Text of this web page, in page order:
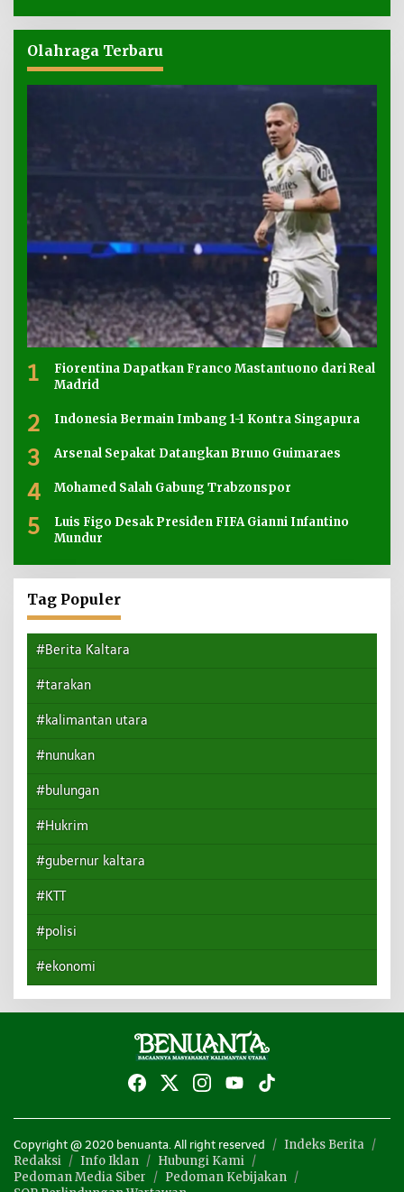
Olahraga Terbaru
1
Fiorentina Dapatkan Franco Mastantuono dari Real
Madrid
2 Indonesia Bermain Imbang 1-1 Kontra Singapura
3 Arsenal Sepakat Datangkan Bruno Guimaraes
4 Mohamed Salah Gabung Trabzonspor
5
Luis Figo Desak Presiden FIFA Gianni Infantino
Mundur
Tag Populer
#Berita Kaltara
#tarakan
#kalimantan utara
#nunukan
#bulungan
#Hukrim
#gubernur kaltara
#KTT
#polisi
#ekonomi
Copyright @ 2020 benuanta. All right reserved
Indeks Berita
Redaksi
Info Iklan
Hubungi Kami
Pedoman Media Siber
Pedoman Kebijakan